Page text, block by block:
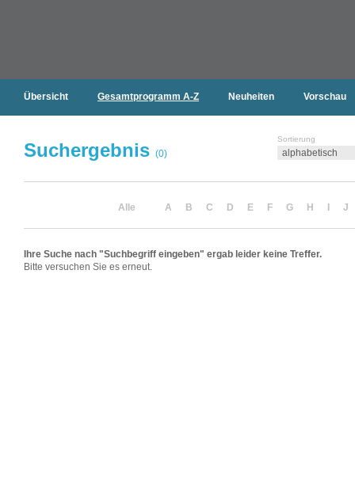
Übersicht Gesamtprogramm A-Z Neuheiten Vorschau
Suchergebnis (0)
Sortierung
Alle A B C D E F G H J
Ihre Suche nach "Suchbegriff eingeben" ergab leider keine Treffer.
Bitte versuchen Sie es erneut.